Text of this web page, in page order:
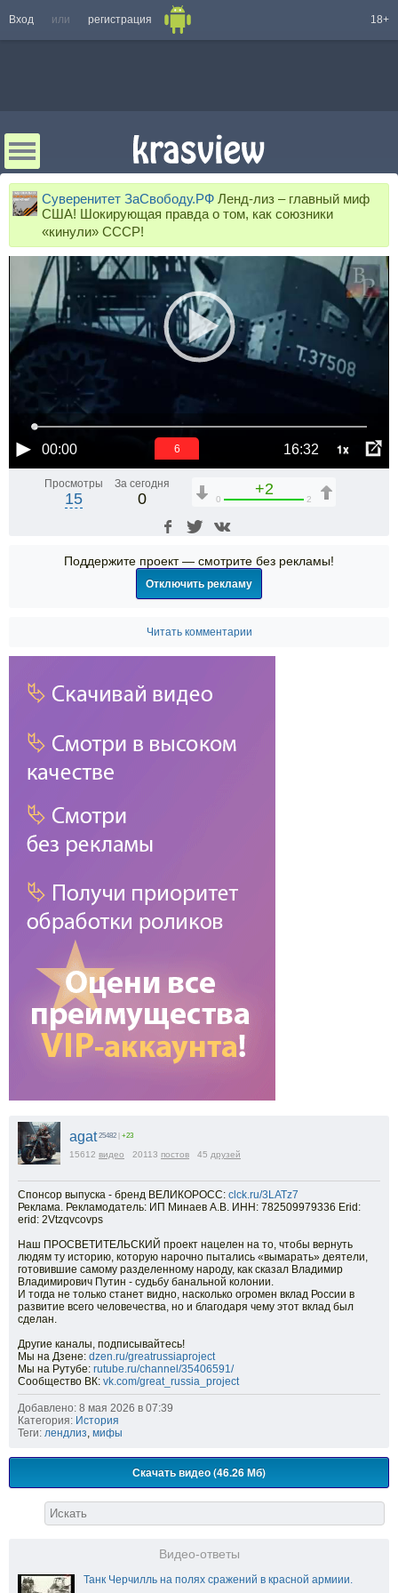
Вход или регистрация 18+
Суверенитет ЗаСвободу.РФ Ленд-лиз – главный миф
США! Шокирующая правда о том, как союзники
«кинули» СССР!
00:00 16:32 1x
5
Просмотры
15
За сегодня
0
+2
0 2
Поддержите проект — смотрите без рекламы!
Отключить рекламу
Читать комментарии
agat 25482 +23
15612 видео 20113 постов 45 друзей
Спонсор выпуска - бренд ВЕЛИКОРОСС: clck.ru/3LATz7
Реклама. Рекламодатель: ИП Минаев А.В. ИНН: 782509979336 Erid:
erid: 2Vtzqvcovps
Наш ПРОСВЕТИТЕЛЬСКИЙ проект нацелен на то, чтобы вернуть
людям ту историю, которую нарочно пытались «вымарать» деятели,
готовившие самому разделенному народу, как сказал Владимир
Владимирович Путин - судьбу банальной колонии.
И тогда не только станет видно, насколько огромен вклад России в
развитие всего человечества, но и благодаря чему этот вклад был
сделан.
Другие каналы, подписывайтесь!
Мы на Дзене: dzen.ru/greatrussiaproject
Мы на Рутубе: rutube.ru/channel/35406591/
Сообщество ВК: vk.com/great_russia_project
Добавлено: 8 мая 2026 в 07:39
Категория: История
Теги: лендлиз, мифы
Скачать видео (46.26 Мб)
Видео-ответы
Танк Черчилль на полях сражений в красной армиии.